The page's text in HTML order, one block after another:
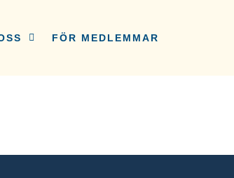
FÖR MEDLEMMAR